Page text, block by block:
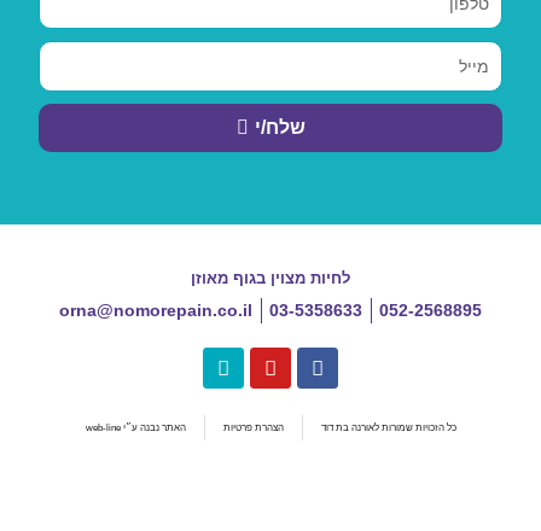
שלח/י
לחיות מצוין בגוף מאוזן
052-2568895
03-5358633
orna@nomorepain.co.il
כל הזכויות שמורות לאורנה בת דוד הצהרת פרטיות האתר נבנה ע״י web-line